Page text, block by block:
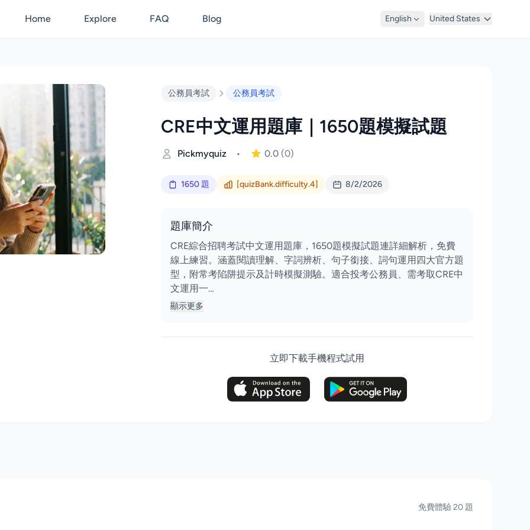
Home Explore FAQ Blog English United States
公務員考試 公務員考試
CRE中文運用題庫｜1650題模擬試題
Pickmyquiz • 0.0 (0)
1650 題 [quizBank.difficulty.4] 8/2/2026
題庫簡介
CRE綜合招聘考試中文運用題庫，1650題模擬試題連詳細解析，免費
線上練習。涵蓋閱讀理解、字詞辨析、句子銜接、詞句運用四大官方題
型，附常考陷阱提示及計時模擬測驗。適合投考公務員、需考取CRE中
文運用一…
顯示更多
立即下載手機程式試用
免費體驗 20 題